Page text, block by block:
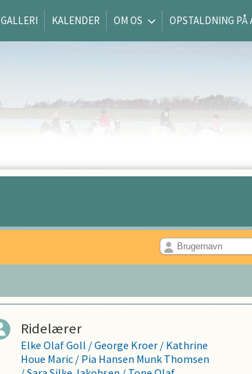
GALLERI KALENDER OM OS OPSTALDNING PÅ
Ridelærer
Elke Olaf Goll /George Kroer/ Kathrine
Houe Maric/ Pia Hansen Munk Thomsen